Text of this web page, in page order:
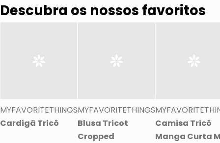
Descubra os nossos favoritos
MYFAVORITETHINGS
Cardigã Tricô
MYFAVORITETHINGS
Blusa Tricot
Cropped
Camisa Tricô
Manga Curta